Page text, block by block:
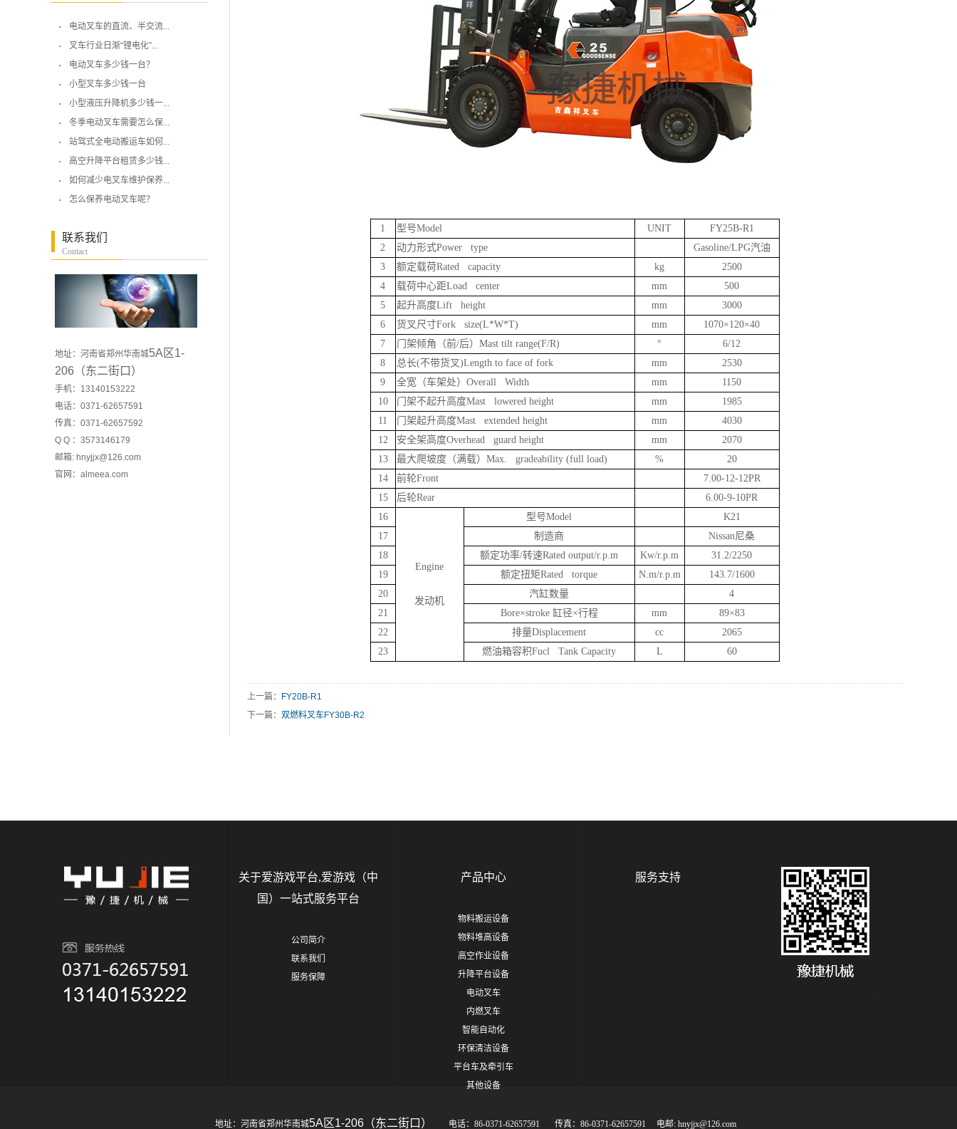
电动叉车的直流、半交流...
叉车行业日渐“锂电化”...
电动叉车多少钱一台？
小型叉车多少钱一台
小型液压升降机多少钱一...
冬季电动叉车需要怎么保...
站驾式全电动搬运车如何...
高空升降平台租赁多少钱...
如何减少电叉车维护保养...
怎么保养电动叉车呢？
联系我们
Contact
地址：河南省郑州华南城5A区1-
206（东二街口）
手机：13140153222
电话：0371-62657591
传真：0371-62657592
Q Q ：3573146179
邮箱: hnyjjx@126.com
官网： almeea.com
1 型号Model UNIT
FY25B-R1
2
动力形式Power type Gasoline/LPG汽油
3
额定载荷Rated capacity kg
2500
4
载荷中心距Load center mm
500
5
起升高度Lift height mm
3000
6
货叉尺寸Fork size(L*W*T) mm
1070×120×40
7
门架倾角（前/后）Mast tilt range(F/R) °
6/12
8
总长(不带货叉)Length to face of fork mm
2530
9
全宽（车架处）Overall Width mm
1150
10
门架不起升高度Mast lowered height mm
1985
11
门架起升高度Mast extended height mm
4030
12
安全架高度Overhead guard height mm
2070
13
最大爬坡度（满载）Max. gradeability (full load) %
20
14
前轮Front
7.00-12-12PR
15
后轮Rear
6.00-9-10PR
16
Engine
发动机
型号Model
K21
17
制造商
Nissan尼桑
18
额定功率/转速Rated output/r.p.m Kw/r.p.m
31.2/2250
19
额定扭矩Rated torque N.m/r.p.m
143.7/1600
20
汽缸数量
4
21
Bore×stroke 缸径×行程 mm
89×83
22
排量Displacement cc
2065
23
燃油箱容积Fucl Tank Capacity L 60
上一篇：
FY20B-R1
下一篇： 双燃料叉车FY30B-R2
关于爱游戏平台,爱游戏（中
国）一站式服务平台
公司简介
联系我们
服务保障
产品中心
物料搬运设备
物料堆高设备
高空作业设备
升降平台设备
电动叉车
内燃叉车
智能自动化
环保清洁设备
平台车及牵引车
其他设备
服务支持
地址：河南省郑州华南城5A区1-206（东二街口） 电话：86-0371-62657591 传真：86-0371-62657591 电邮: hnyjjx@126.com